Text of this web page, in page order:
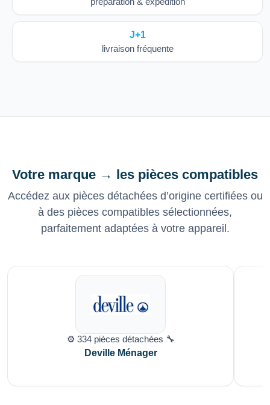
J+1
livraison fréquente
Votre marque → les pièces compatibles
Accédez aux pièces détachées d’origine certifiées ou
à des pièces compatibles sélectionnées,
parfaitement adaptées à votre appareil.
⚙️ 334 pièces détachées 🔧
Deville Ménager